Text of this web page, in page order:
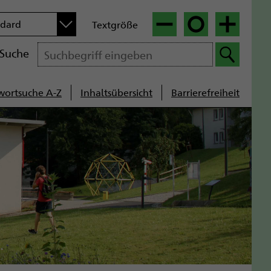
Textgröße
Suche
A-Z Inhaltsübersicht Barrierefreiheit